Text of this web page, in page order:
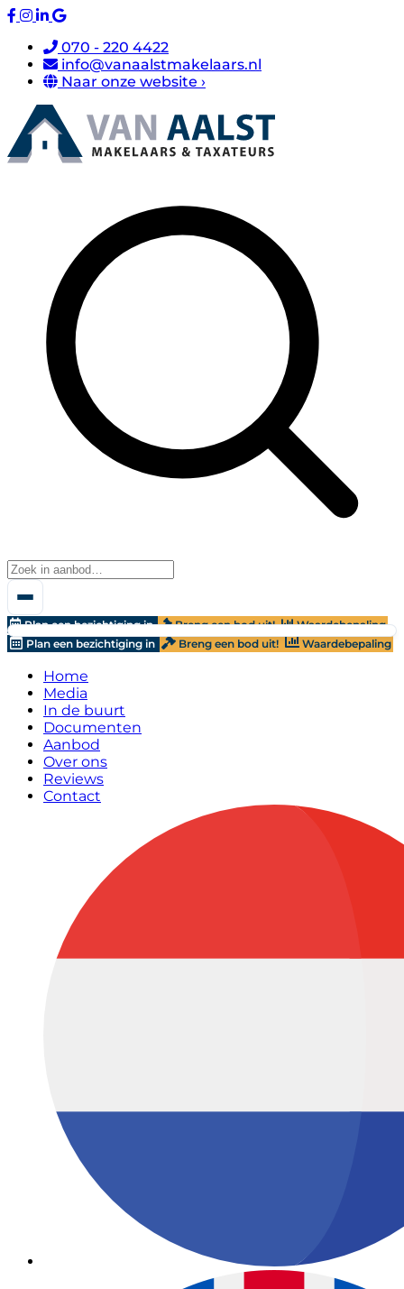
070 - 220 4422
info@vanaalstmakelaars.nl
Naar onze website ›
Plan een bezichtiging in Breng een bod uit!
Waardebepaling
Plan een bezichtiging in
Breng een bod uit! Waardebepaling
Home
Media
In de buurt
Documenten
Aanbod
Over ons
Reviews
Contact